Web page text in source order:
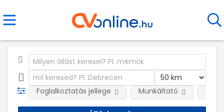
Foglalkoztatás jellege Munkáltató